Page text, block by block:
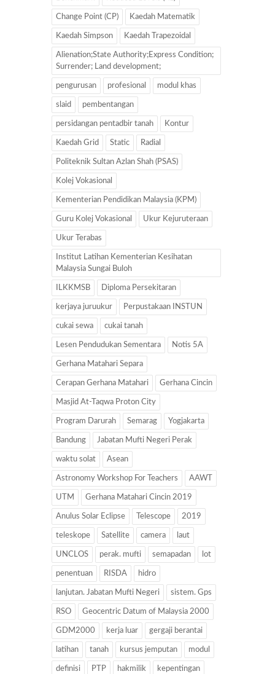
Change Point (CP) Kaedah Matematik
Kaedah Simpson Kaedah Trapezoidal
Alienation;State Authority;Express Condition;
Surrender; Land development;
pengurusan profesional modul khas
slaid pembentangan
persidangan pentadbir tanah Kontur
Kaedah Grid Static Radial
Politeknik Sultan Azlan Shah (PSAS)
Kolej Vokasional
Kementerian Pendidikan Malaysia (KPM)
Guru Kolej Vokasional Ukur Kejuruteraan
Ukur Terabas
Institut Latihan Kementerian Kesihatan
Malaysia Sungai Buloh
ILKKMSB Diploma Persekitaran
kerjaya juruukur Perpustakaan INSTUN
cukai sewa cukai tanah
Lesen Pendudukan Sementara Notis 5A
Gerhana Matahari Separa
Cerapan Gerhana Matahari Gerhana Cincin
Masjid At-Taqwa Proton City
Program Darurah Semarag Yogjakarta
Bandung Jabatan Mufti Negeri Perak
waktu solat Asean
Astronomy Workshop For Teachers AAWT
UTM Gerhana Matahari Cincin 2019
Anulus Solar Eclipse Telescope 2019
teleskope Satellite camera laut
UNCLOS perak. mufti semapadan lot
penentuan RISDA hidro
lanjutan. Jabatan Mufti Negeri sistem. Gps
RSO Geocentric Datum of Malaysia 2000
GDM2000 kerja luar gergaji berantai
latihan tanah kursus jemputan modul
definisi PTP hakmilik kepentingan